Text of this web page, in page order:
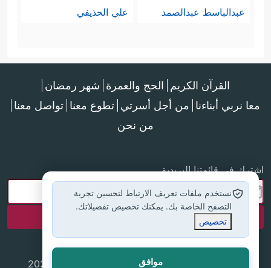
عبدالباسط عبدالصمد علي الحذيفي
القرآن الكريم الحج والعمرة شهر رمضان
معا نربي أبناءنا من أجل أسرتي تطوع معنا تواصل معنا
من نحن
اشترك في قائمتنا البريدية
جميع الحقوق محفوظة لموقع إسلام أون لاين © 2025
نستخدم ملفات تعريف الارتباط لتحسين تجربة
التصفح الخاصة بك. يمكنك تخصيص تفضيلاتك.
تخصيص
موافق